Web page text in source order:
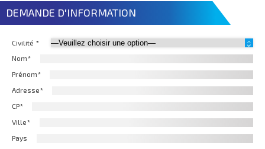
DEMANDE D'INFORMATION
Civilité *
Nom*
Prénom*
Adresse*
CP*
Ville*
Pays